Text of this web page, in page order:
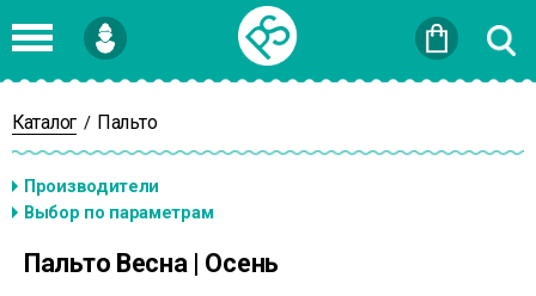
Войти
Каталог / Пальто
Пальто Весна | Осень